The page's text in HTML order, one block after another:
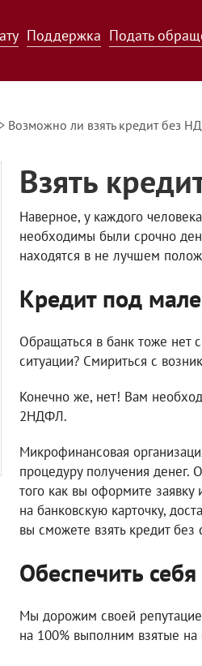
Поддержка Подать
> Возможно ли взять кредит без
Взять
Наверное, у каждого
необходимы были срочно
находятся в не лучшем
Кредит под
Обращаться в банк тоже нет
ситуации? Смириться с
Конечно же, нет! Вам
2НДФЛ.
Микрофинансовая
процедуру получения денег.
того как вы оформите
на банковскую карточку,
вы сможете взять кредит
Обеспечить
Мы дорожим своей
на 100% выполним взятые на